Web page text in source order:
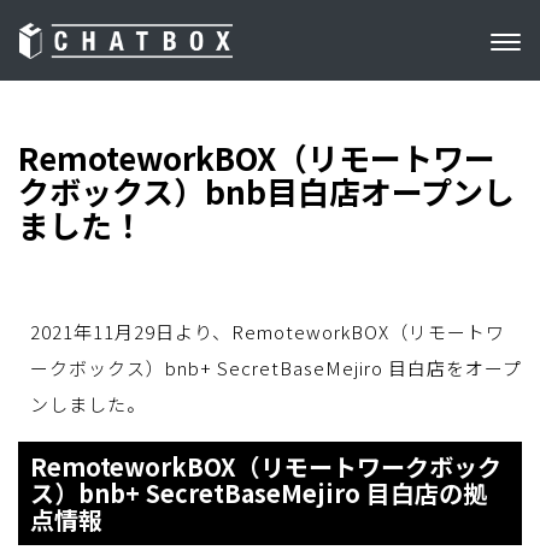
RemoteworkBOX（リモートワー
クボックス）bnb目白店オープンし
ました！
2021年11月29日より、RemoteworkBOX（リモートワ
ークボックス） bnb+ SecretBaseMejiro 目白店をオープ
ンしました。
RemoteworkBOX（リモートワークボック
ス）bnb+ SecretBaseMejiro 目白店の拠
点情報